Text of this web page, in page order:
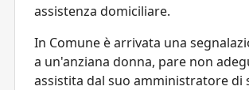
assistenza domiciliare.
In Comune è arrivata una
a un'anziana donna, pare non
assistita dal suo amministratore di